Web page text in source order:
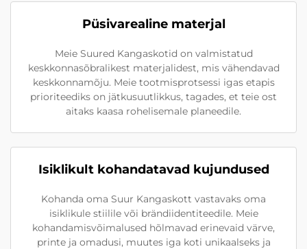
Püsivarealine materjal
Meie Suured Kangaskotid on valmistatud
keskkonnasõbralikest materjalidest, mis vähendavad
keskkonnamõju. Meie tootmisprotsessi igas etapis
prioriteediks on jätkusuutlikkus, tagades, et teie ost
aitaks kaasa rohelisemale planeedile.
Isiklikult kohandatavad kujundused
Kohanda oma Suur Kangaskott vastavaks oma
isiklikule stiilile või brändiidentiteedile. Meie
kohandamisvõimalused hõlmavad erinevaid värve,
printe ja omadusi, muutes iga koti unikaalseks ja